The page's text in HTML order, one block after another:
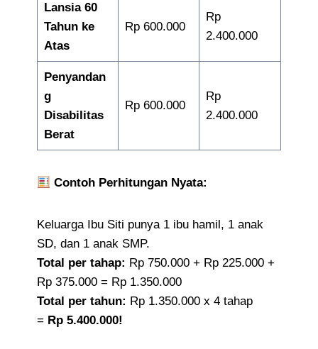
Lansia 60
Tahun ke
Atas
Rp 600.000
Rp
2.400.000
Penyandan
g
Disabilitas
Berat
Rp 600.000
Rp
2.400.000
Contoh Perhitungan Nyata:
Keluarga Ibu Siti punya 1 ibu hamil, 1 anak
SD, dan 1 anak SMP.
Total per tahap: Rp 750.000 + Rp 225.000 +
Rp 375.000 = Rp 1.350.000
Total per tahun: Rp 1.350.000 x 4 tahap
= Rp 5.400.000!